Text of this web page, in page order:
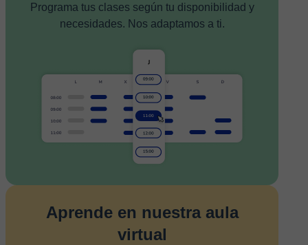
Programa tus clases según tu disponibilidad y
necesidades. Nos adaptamos a ti.
Aprende en nuestra aula
virtual